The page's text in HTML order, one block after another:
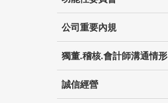
公司重要內規
獨董.稽核.會計師溝通情形
誠信經營